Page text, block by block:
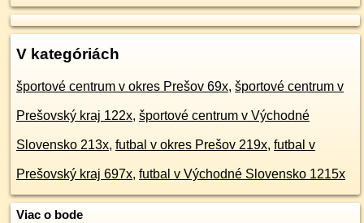
V kategóriách
športové centrum v okres Prešov 69x, športové centrum v
Prešovský kraj 122x, športové centrum v Východné
Slovensko 213x, futbal v okres Prešov 219x, futbal v
Prešovský kraj 697x, futbal v Východné Slovensko 1215x
Viac o bode